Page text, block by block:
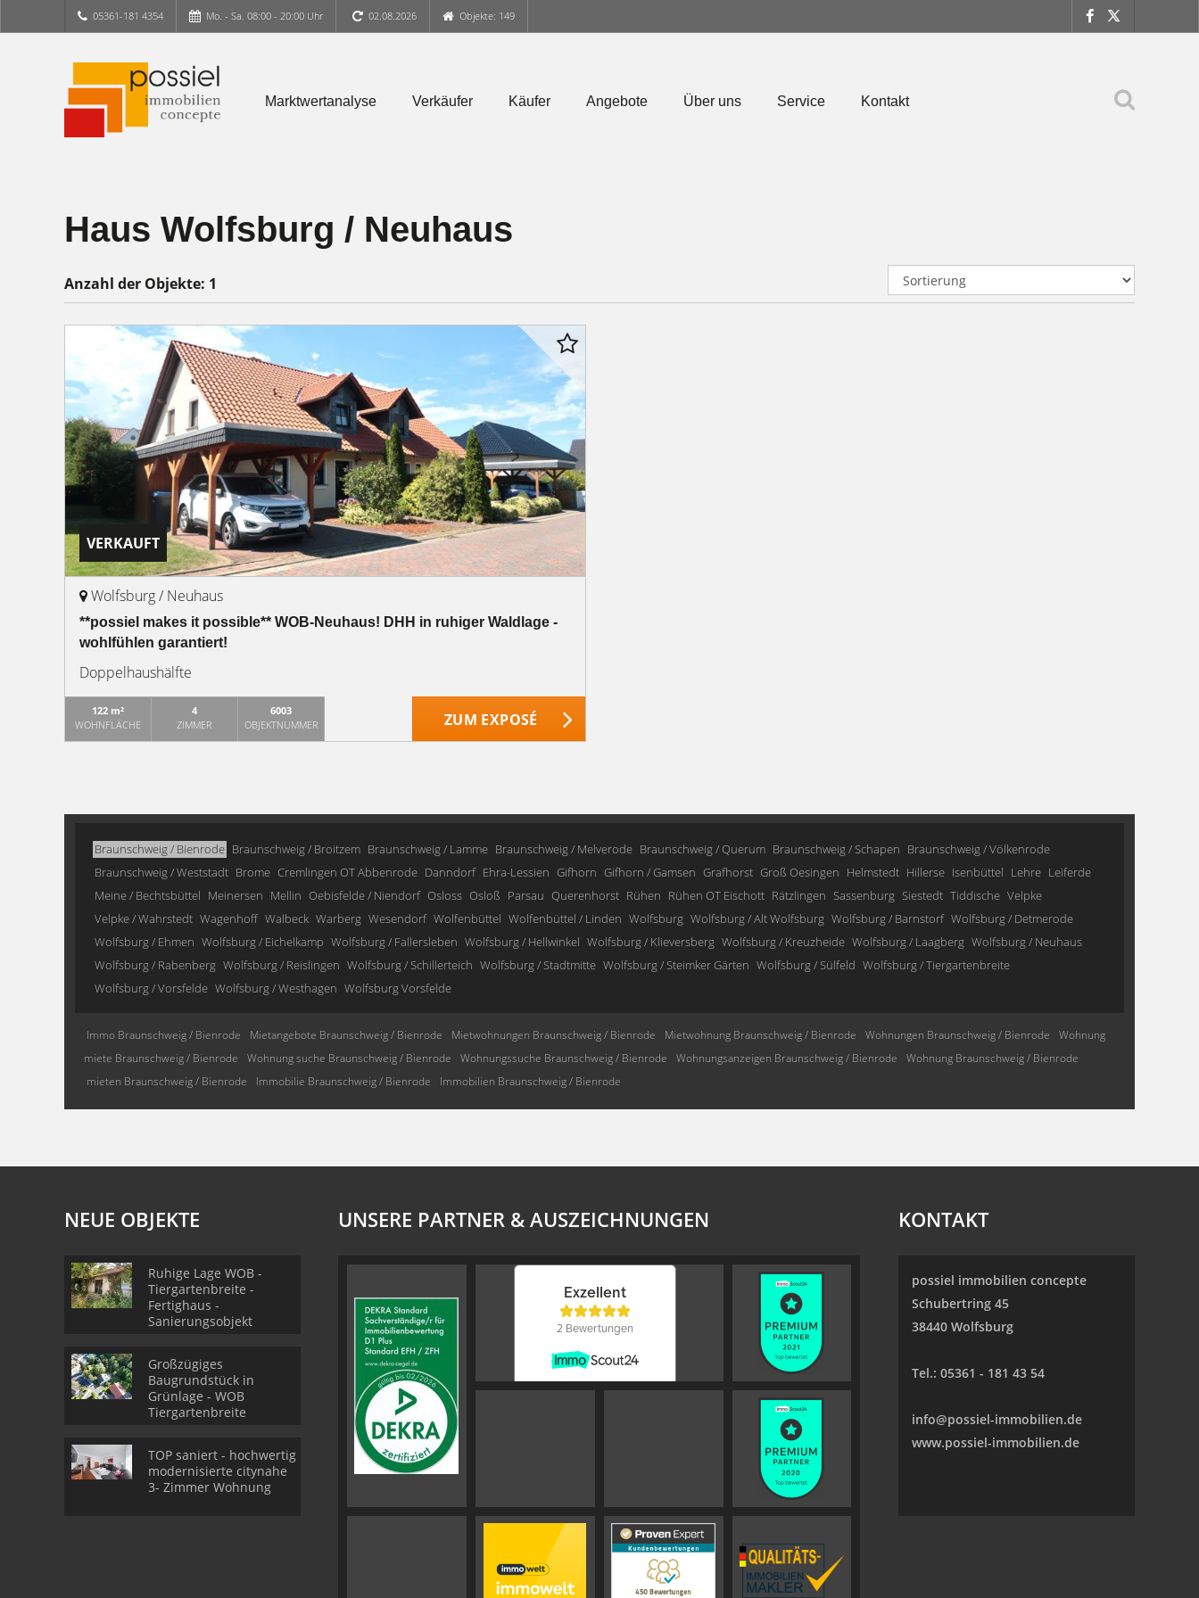
05361-181 4354 Mo. - Sa. 08:00 - 20:00 Uhr 02.08.2026 Objekte: 149
Marktwertanalyse Verkäufer Käufer Angebote Über uns Service Kontakt
Haus Wolfsburg / Neuhaus
Anzahl der Objekte: 1
VERKAUFT
Wolfsburg / Neuhaus
**possiel makes it possible** WOB-Neuhaus! DHH in ruhiger Waldlage -
wohlfühlen garantiert!
Doppelhaushälfte
122 m²
WOHNFLÄCHE
4
ZIMMER
6003
OBJEKTNUMMER
ZUM EXPOSÉ
Braunschweig / Bienrode Braunschweig / Broitzem Braunschweig / Lamme Braunschweig / Melverode Braunschweig / Querum Braunschweig / Schapen Braunschweig / Völkenrode
Braunschweig / Weststadt Brome Cremlingen OT Abbenrode Danndorf Ehra-Lessien Gifhorn Gifhorn / Gamsen Grafhorst Groß Oesingen Helmstedt Hillerse Isenbüttel Lehre Leiferde
Meine / Bechtsbüttel Meinersen Mellin Oebisfelde / Niendorf Osloss Osloß Parsau Querenhorst Rühen Rühen OT Eischott Rätzlingen Sassenburg Siestedt Tiddische Velpke
Velpke / Wahrstedt Wagenhoff Walbeck Warberg Wesendorf Wolfenbüttel Wolfenbüttel / Linden Wolfsburg Wolfsburg / Alt Wolfsburg Wolfsburg / Barnstorf Wolfsburg / Detmerode
Wolfsburg / Ehmen Wolfsburg / Eichelkamp Wolfsburg / Fallersleben Wolfsburg / Hellwinkel Wolfsburg / Klieversberg Wolfsburg / Kreuzheide Wolfsburg / Laagberg Wolfsburg / Neuhaus
Wolfsburg / Rabenberg Wolfsburg / Reislingen Wolfsburg / Schillerteich Wolfsburg / Stadtmitte Wolfsburg / Steimker Gärten Wolfsburg / Sülfeld Wolfsburg / Tiergartenbreite
Wolfsburg / Vorsfelde Wolfsburg / Westhagen Wolfsburg Vorsfelde
Immo Braunschweig / Bienrode Mietangebote Braunschweig / Bienrode Mietwohnungen Braunschweig / Bienrode Mietwohnung Braunschweig / Bienrode Wohnungen Braunschweig / Bienrode
Wohnung
miete Braunschweig / Bienrode
Wohnung suche Braunschweig / Bienrode Wohnungssuche Braunschweig / Bienrode Wohnungsanzeigen Braunschweig / Bienrode
Wohnung Braunschweig / Bienrode
mieten Braunschweig / Bienrode
Immobilie Braunschweig / Bienrode Immobilien Braunschweig / Bienrode
NEUE OBJEKTE
Ruhige Lage WOB -
Tiergartenbreite -
Fertighaus -
Sanierungsobjekt
Großzügiges
Baugrundstück in
Grünlage - WOB
Tiergartenbreite
TOP saniert - hochwertig
modernisierte citynahe
3- Zimmer Wohnung
UNSERE PARTNER & AUSZEICHNUNGEN KONTAKT
possiel immobilien concepte
Schubertring 45
38440 Wolfsburg
Tel.: 05361 - 181 43 54
info@possiel-immobilien.de
www.possiel-immobilien.de